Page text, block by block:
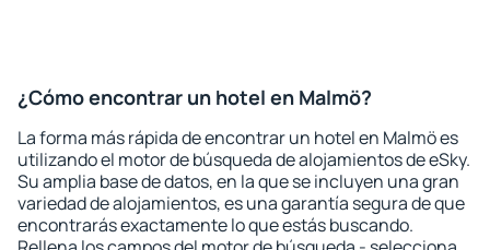
¿Cómo encontrar un hotel en Malmö?
La forma más rápida de encontrar un hotel en Malmö es
utilizando el motor de búsqueda de alojamientos de eSky.
Su amplia base de datos, en la que se incluyen una gran
variedad de alojamientos, es una garantía segura de que
encontrarás exactamente lo que estás buscando.